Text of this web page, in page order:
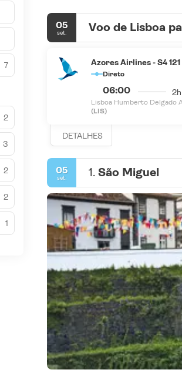
05
set. Voo de Lisboa
Azores Airlines - S4 121
Direto
06:00
Lisboa Humberto Delgado
(LIS)
DETALHES
05
set. 1. São Miguel
7
2
3
2
2
1